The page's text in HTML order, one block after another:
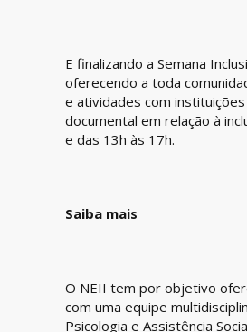
E finalizando a Semana
oferecendo a toda
e atividades com
documental em relação à
e das 13h às 17h.
Saiba mais
O NEII tem por objetivo
com uma equipe
Psicologia e Assistência